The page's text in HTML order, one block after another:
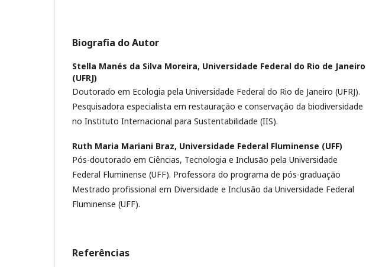
Biografia do Autor
Stella Manés da Silva Moreira, Universidade Federal do Rio de Janeiro
(UFRJ)
Doutorado em Ecologia pela Universidade Federal do Rio de Janeiro (UFRJ).
Pesquisadora especialista em restauração e conservação da biodiversidade
no Instituto Internacional para Sustentabilidade (IIS).
Ruth Maria Mariani Braz, Universidade Federal Fluminense (UFF)
Pós-doutorado em Ciências, Tecnologia e Inclusão pela Universidade
Federal Fluminense (UFF). Professora do programa de pós-graduação
Mestrado profissional em Diversidade e Inclusão da Universidade Federal
Fluminense (UFF).
Referências